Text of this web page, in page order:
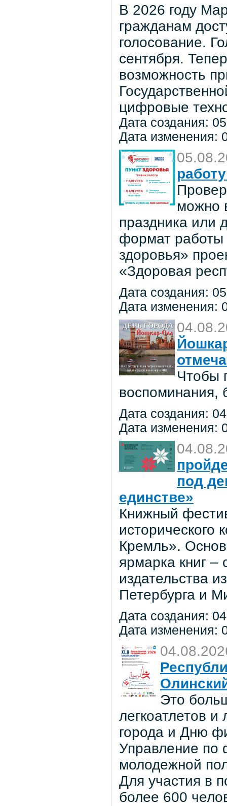
В 2026 году
гражданам
голосование.
сентября.
возможность
цифровые
Дата создания:
Дата изменения:
можно
праздника или
формат работы
здоровья»
«Здоровая
Дата создания:
Дата изменения:
Чтобы
воспоминания,
Дата создания:
Дата изменения:
под
единстве»
Книжный
исторического
Кремль».
ярмарка книг –
издательства
Петербурга и
Дата создания:
Дата изменения:
Это
легкоатлетов
города и Дню
Управление по
молодежной
Для участия в
более 600